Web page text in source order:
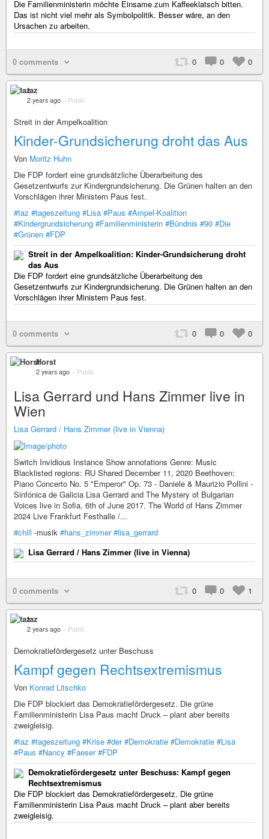
Die Familienministerin möchte Einsame zum Kaffeeklatsch bitten.
Das ist nicht viel mehr als Symbolpolitik. Besser wäre, an den
Ursachen zu arbeiten.
0 comments 0 0 0
taz
2 years ago – Public
Streit in der Ampelkoalition
Kinder-Grundsicherung droht das Aus
Von Moritz Huhn
Die FDP fordert eine grundsätzliche Überarbeitung des
Gesetzentwurfs zur Kindergrundsicherung. Die Grünen halten an den
Vorschlägen ihrer Ministern Paus fest.
#taz #tageszeitung #Lisa #Paus #Ampel-Koalition
#Kindergrundsicherung #Familienministerin #Bündnis #90 #Die
#Grünen #FDP
Streit in der Ampelkoalition: Kinder-Grundsicherung droht
das Aus
Die FDP fordert eine grundsätzliche Überarbeitung des
Gesetzentwurfs zur Kindergrundsicherung. Die Grünen halten an den
Vorschlägen ihrer Ministern Paus fest.
0 comments 0 0 0
Horst
2 years ago – Public
Lisa Gerrard und Hans Zimmer live in
Wien
Lisa Gerrard / Hans Zimmer (live in Vienna)
Switch Invidious Instance Show annotations Genre: Music
Blacklisted regions: RU Shared December 11, 2020 Beethoven:
Piano Concerto No. 5 "Emperor" Op. 73 - Daniele & Maurizio Pollini -
Sinfónica de Galicia Lisa Gerrard and The Mystery of Bulgarian
Voices live in Sofia, 6th of June 2017. The World of Hans Zimmer
2024 Live Frankfurt Festhalle /...
#chill -musik #hans_zimmer #lisa_gerrard
Lisa Gerrard / Hans Zimmer (live in Vienna)
0 comments 0 0 1
taz
2 years ago – Public
Demokratiefördergesetz unter Beschuss
Kampf gegen Rechtsextremismus
Von Konrad Litschko
Die FDP blockiert das Demokratiefördergesetz. Die grüne
Familienministerin Lisa Paus macht Druck – plant aber bereits
zweigleisig.
#taz #tageszeitung #Krise #der #Demokratie #Demokratie #Lisa
#Paus #Nancy #Faeser #FDP
Demokratiefördergesetz unter Beschuss: Kampf gegen
Rechtsextremismus
Die FDP blockiert das Demokratiefördergesetz. Die grüne
Familienministerin Lisa Paus macht Druck – plant aber bereits
zweigleisig.